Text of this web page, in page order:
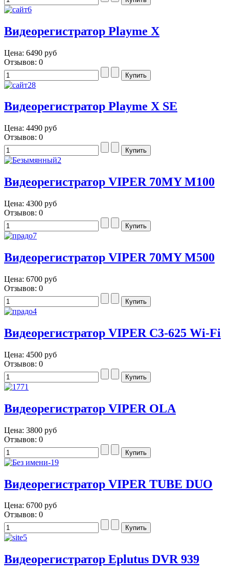
Видеорегистратор Playme X
Цена: 6490 руб
Отзывов: 0
Видеорегистратор Playme X SE
Цена: 4490 руб
Отзывов: 0
Видеорегистратор VIPER 70MY M100
Цена: 4300 руб
Отзывов: 0
Видеорегистратор VIPER 70MY M500
Цена: 6700 руб
Отзывов: 0
Видеорегистратор VIPER C3-625 Wi-Fi
Цена: 4500 руб
Отзывов: 0
Видеорегистратор VIPER OLA
Цена: 3800 руб
Отзывов: 0
Видеорегистратор VIPER TUBE DUO
Цена: 6700 руб
Отзывов: 0
Видеорегистратор Eplutus DVR 939